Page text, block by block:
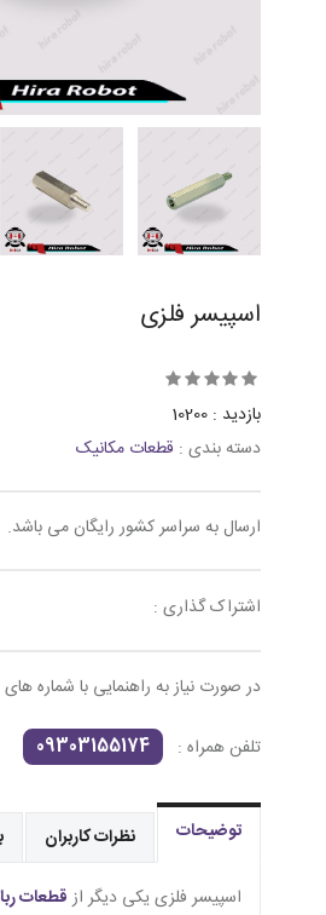
اسپیسر فلزی
بازدید : 10200
دسته بندی : قطعات مکانیک
ارسال به سراسر کشور رایگان می باشد.
اشتراک گذاری :
در صورت نیاز به راهنمایی با شماره
تلفن همراه : 09303155174
توضیحات نظرات کاربران
اسپیسر فلزی یکی دیگر ازقطعات